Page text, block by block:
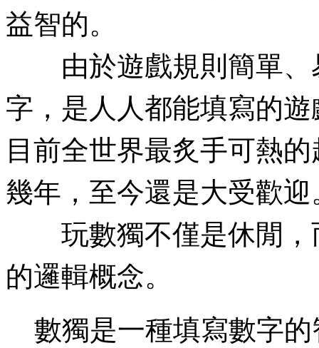
益智的。
由於遊戲規則簡單、
字，是人人都能填寫的
目前全世界最炙手可熱
幾年，至今還是大受歡
玩數獨不僅是休閒，
的邏輯概念。
數獨是一種填寫數字